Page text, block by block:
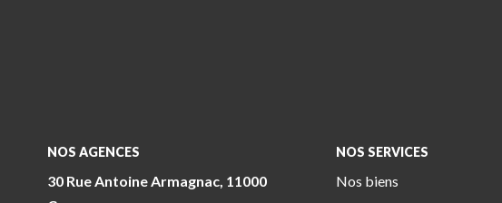
NOS AGENCES
30 Rue Antoine Armagnac, 11000
NOS SERVICES
Nos biens